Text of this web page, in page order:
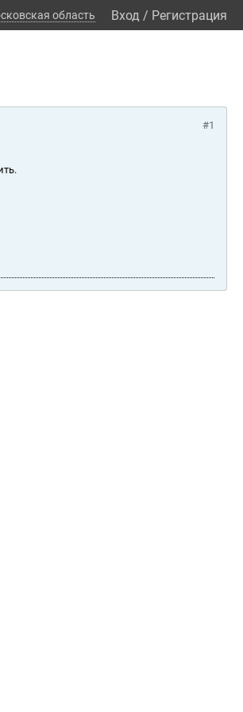
область Вход / Регистрация
#1